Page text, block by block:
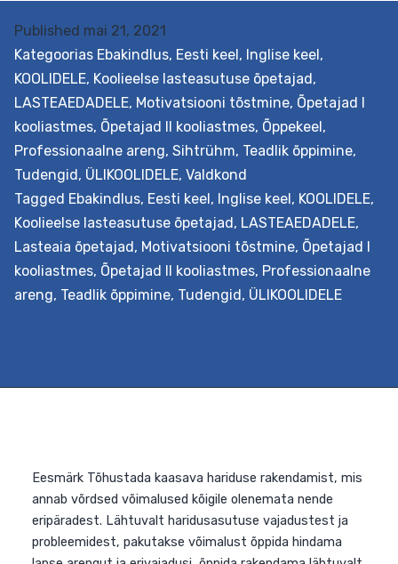
Eesmärk Õpetajate ettevalmistuses ja töös on oluline
koht oskusel orienteeruda olemasolevas õppevaras
valida, kohandada ja luua ise kvaliteetset õppevara.
koolitusega süvendatakse lasteaia- ja kooliõpetajate
ning õpetajahariduse üliõpilaste teadmisi ja oskusi,
kriteeriumeid, oskab neist lähtuvalt…Continue reading
Published mai 21, 2021
Kategoorias Ebakindlus, Eesti keel, Inglise keel,
KOOLIDELE, Koolieelse lasteasutuse õpetajad,
LASTEAEDADELE, Motivatsiooni tõstmine, Õpetajad I
kooliastmes, Õpetajad II kooliastmes, Õppekeel,
Professionaalne areng, Sihtrühm, Teadlik õppimine,
Tudengid, ÜLIKOOLIDELE, Valdkond
Tagged Ebakindlus, Eesti keel, Inglise keel, KOOLIDELE,
Koolieelse lasteasutuse õpetajad, LASTEAEDADELE,
Lasteaia õpetajad, Motivatsiooni tõstmine, Õpetajad I
kooliastmes, Õpetajad II kooliastmes, Professionaalne
areng, Teadlik õppimine, Tudengid, ÜLIKOOLIDELE